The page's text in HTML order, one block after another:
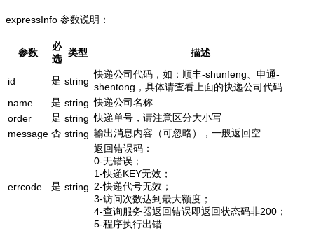
expressInfo 参数说明：
参数
必
选
类型 描述
id 是 string
快递公司代码，如：顺丰-shunfeng、申通-
shentong，具体请查看上面的快递公司代码
name
是 string 快递公司名称
order
是 string 快递单号，请注意区分大小写
message 否 string 输出消息内容（可忽略），一般返回空
errcode 是 string
返回错误码：
0-无错误；
1-快递KEY无效；
2-快递代号无效；
3-访问次数达到最大额度；
4-查询服务器返回错误即返回状态码非200；
5-程序执行出错